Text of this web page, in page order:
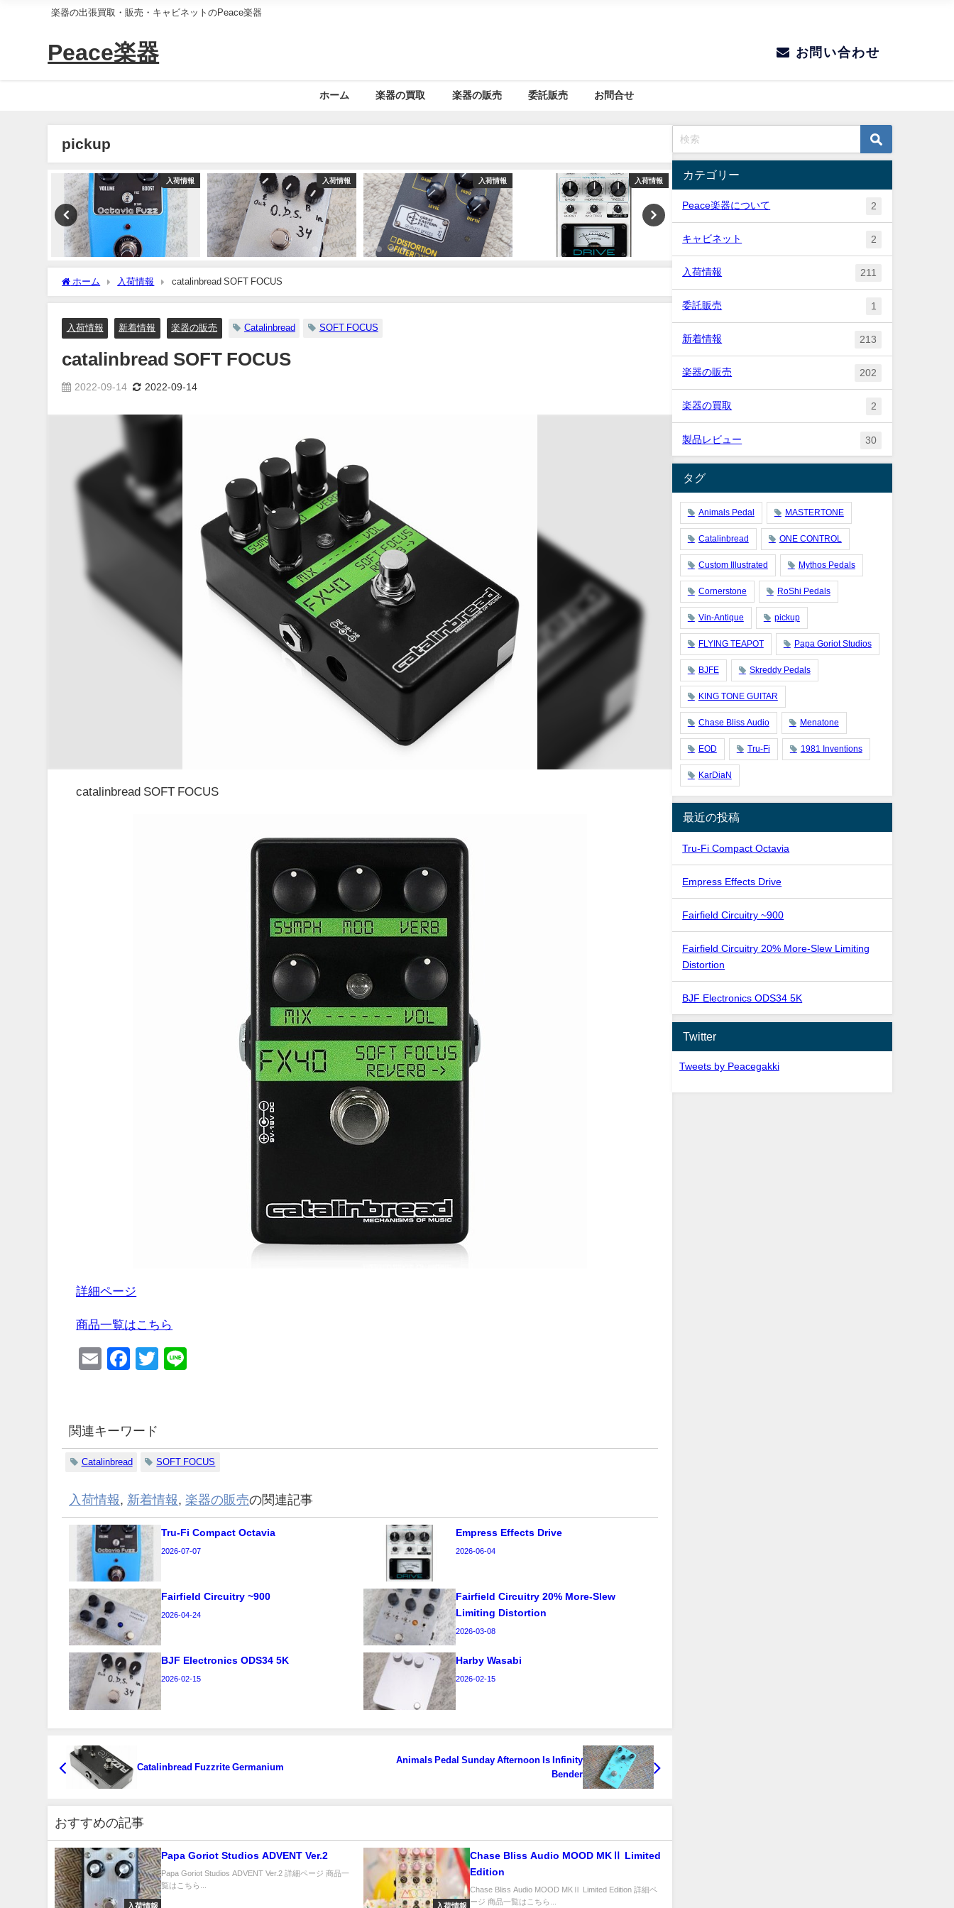
楽器の出張買取・販売・キャビネットのPeace楽器
Peace楽器 お問い合わせ
ホーム 楽器の買取 楽器の販売 委託販売 お問合せ
pickup
入荷情報 入荷情報 入荷情報 入荷情報
ホーム 入荷情報 catalinbread SOFT FOCUS
入荷情報 新着情報 楽器の販売 Catalinbread SOFT FOCUS
catalinbread SOFT FOCUS
2022-09-14 2022-09-14
catalinbread SOFT FOCUS
詳細ページ
商品一覧はこちら
EmailFacebook
Twitter
関連キーワード
Catalinbread SOFT FOCUS
入荷情報, 新着情報,楽器の販売の関連記事
Tru-Fi Compact Octavia
2026-07-07
Empress Effects Drive
2026-06-04
Fairfield Circuitry ~900
2026-04-24
Fairfield Circuitry 20% More-Slew
Limiting Distortion
2026-03-08
BJF Electronics ODS34 5K
2026-02-15
Harby Wasabi
2026-02-15
Catalinbread Fuzzrite Germanium
Animals Pedal Sunday Afternoon Is Infinity
Bender
おすすめの記事
入荷情報
Papa Goriot Studios ADVENT Ver.2
Papa Goriot Studios ADVENT Ver.2 詳細ページ 商品一
覧はこちら...
入荷情報
Chase Bliss Audio MOOD MKⅡ Limited
Edition
Chase Bliss Audio MOOD MKⅡ Limited Edition 詳細ペ
ージ 商品一覧はこちら...
カテゴリー
Peace楽器について 2
キャビネット 2
入荷情報 211
委託販売 1
新着情報 213
楽器の販売 202
楽器の買取 2
製品レビュー 30
タグ
Animals Pedal MASTERTONE
Catalinbread ONE CONTROL
Custom Illustrated Mythos Pedals
Cornerstone RoShi Pedals
Vin-Antique pickup
FLYING TEAPOT Papa Goriot Studios
BJFE Skreddy Pedals
KING TONE GUITAR
Chase Bliss Audio Menatone
EOD Tru-Fi 1981 Inventions
KarDiaN
最近の投稿
Tru-Fi Compact Octavia
Empress Effects Drive
Fairfield Circuitry ~900
Fairfield Circuitry 20% More-Slew Limiting
Distortion
BJF Electronics ODS34 5K
Twitter
Tweets by Peacegakki